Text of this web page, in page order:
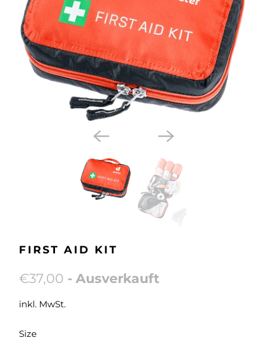
FIRST AID KIT
€37,00 - Ausverkauft
inkl. MwSt.
Size
SWATCH-STK
SWATCH-